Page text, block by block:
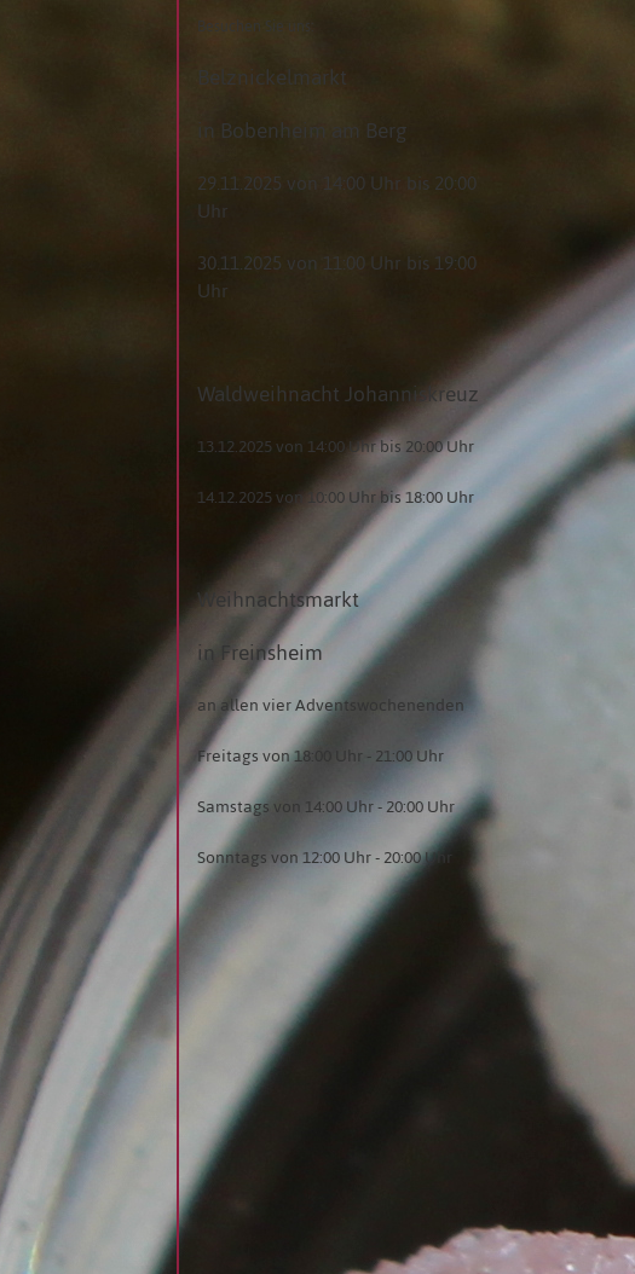
Besuchen Sie uns:
Belznickelmarkt
in Bobenheim am Berg
29.11.2025 von 14:00 Uhr bis 20:00
Uhr
30.11.2025 von 11:00 Uhr bis 19:00
Uhr
Waldweihnacht Johanniskreuz
13.12.2025 von 14:00 Uhr bis 20:00 Uhr
14.12.2025 von 10:00 Uhr bis 18:00 Uhr
Weihnachtsmarkt
in Freinsheim
an allen vier Adventswochenenden
Freitags von 18:00 Uhr - 21:00 Uhr
Samstags von 14:00 Uhr - 20:00 Uhr
Sonntags von 12:00 Uhr - 20:00 Uhr